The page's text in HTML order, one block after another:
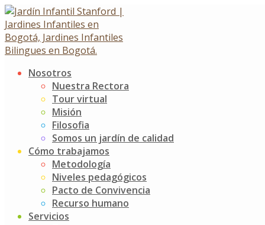
Skip
to
content
Nosotros
Nuestra Rectora
Tour virtual
Misión
Filosofia
Somos un jardín de calidad
Cómo trabajamos
Metodología
Niveles pedagógicos
Pacto de Convivencia
Recurso humano
Servicios
Pequeños Ciudadanos Para
El Mundo
Pequeños Ciudadanos Para El Mundo
14 octubre, 2025
Jardín Infantil Stanford0 Comments
Nuestros niños y niñas se convirtieron en superhéroes
de los buenos modales y de las palabras mágicas. Junto a